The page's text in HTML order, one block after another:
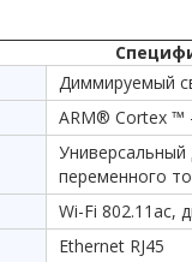
Диммируемый
ARM® Cortex ™
Универсальный
переменного
Wi-Fi 802.11ac,
Ethernet RJ45